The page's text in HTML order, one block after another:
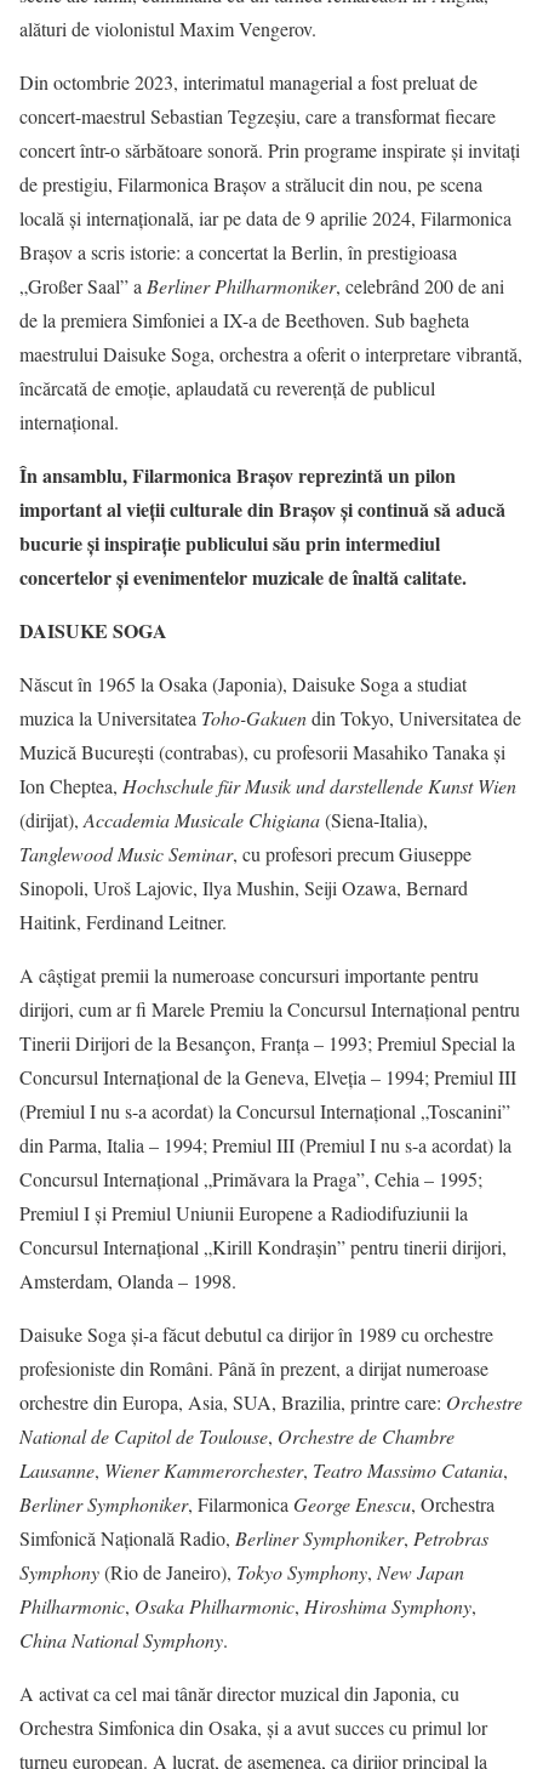
alături de violonistul Maxim Vengerov.
Din octombrie 2023, interimatul managerial a fost preluat de
concert-maestrul Sebastian Tegzeșiu, care a transformat fiecare
concert într-o sărbătoare sonoră. Prin programe inspirate și invitați
de prestigiu, Filarmonica Brașov a strălucit din nou, pe scena
locală și internațională, iar pe data de 9 aprilie 2024, Filarmonica
Brașov a scris istorie: a concertat la Berlin, în prestigioasa
„Großer Saal” aBerliner Philharmoniker, celebrând 200 de ani
de la premiera Simfoniei a IX-a de Beethoven. Sub bagheta
maestrului Daisuke Soga, orchestra a oferit o interpretare vibrantă,
încărcată de emoție, aplaudată cu reverență de publicul
internațional.
În ansamblu, Filarmonica Brașov reprezintă un pilon
important al vieții culturale din Brașov și continuă să aducă
bucurie și inspirație publicului său prin intermediul
concertelor și evenimentelor muzicale de înaltă calitate.
DAISUKE SOGA
Născut în 1965 la Osaka (Japonia), Daisuke Soga a studiat
muzica la Universitatea Toho-Gakuendin Tokyo, Universitatea de
Muzică București (contrabas), cu profesorii Masahiko Tanaka și
Ion Cheptea, Hochschule für Musik und darstellende Kunst Wien
(dirijat),Accademia Musicale Chigiana(Siena-Italia),
Tanglewood Music Seminar, cu profesori precum Giuseppe
Sinopoli, Uroš Lajovic, Ilya Mushin, Seiji Ozawa, Bernard
Haitink, Ferdinand Leitner.
A câștigat premii la numeroase concursuri importante pentru
dirijori, cum ar fi Marele Premiu la Concursul Internațional pentru
Tinerii Dirijori de la Besançon, Franța – 1993; Premiul Special la
Concursul Internațional de la Geneva, Elveția – 1994; Premiul III
(Premiul I nu s-a acordat) la Concursul Internațional „Toscanini”
din Parma, Italia – 1994; Premiul III (Premiul I nu s-a acordat) la
Concursul Internațional „Primăvara la Praga”, Cehia – 1995;
Premiul I și Premiul Uniunii Europene a Radiodifuziunii la
Concursul Internațional „Kirill Kondrașin” pentru tinerii dirijori,
Amsterdam, Olanda – 1998.
Daisuke Soga și-a făcut debutul ca dirijor în 1989 cu orchestre
profesioniste din Români. Până în prezent, a dirijat numeroase
orchestre din Europa, Asia, SUA, Brazilia, printre care: Orchestre
National de Capitol de Toulouse, Orchestre de Chambre
Lausanne, Wiener Kammerorchester, Teatro Massimo Catania,
Berliner Symphoniker, FilarmonicaGeorge Enescu, Orchestra
Simfonică Naţională Radio, Berliner Symphoniker, Petrobras
Symphony(Rio de Janeiro), Tokyo Symphony, New Japan
Philharmonic, Osaka Philharmonic, Hiroshima Symphony,
China National Symphony.
A activat ca cel mai tânăr director muzical din Japonia, cu
Orchestra Simfonica din Osaka, și a avut succes cu primul lor
turneu european. A lucrat, de asemenea, ca dirijor principal la